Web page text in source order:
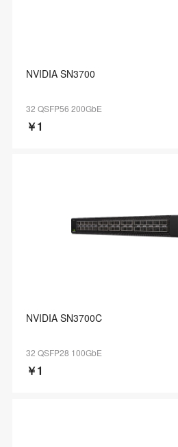
NVIDIA SN3700
32 QSFP56 200GbE
￥1
NVIDIA SN3700C
32 QSFP28 100GbE
￥1